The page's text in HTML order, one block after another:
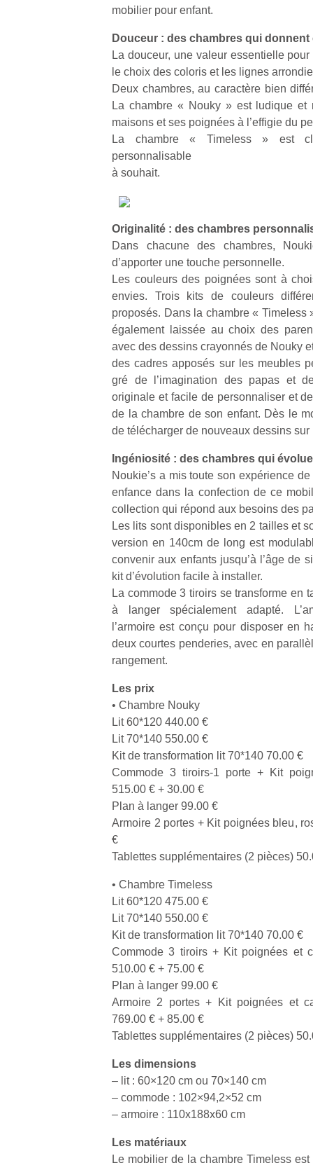
mobilier pour enfant.
Douceur : des chambres qui donnent
La douceur, une valeur essentielle
le choix des coloris et les lignes
Deux chambres, au caractère bien
La chambre « Nouky » est ludique et
maisons et ses poignées à l’effigie du
La chambre « Timeless » est
personnalisable
à souhait.
Originalité : des chambres
Dans chacune des chambres,
d’apporter une touche personnelle.
Les couleurs des poignées sont à
envies. Trois kits de couleurs
proposés. Dans la chambre « Timeless
également laissée au choix des
avec des dessins crayonnés de Nouky
des cadres apposés sur les meubles
gré de l’imagination des papas et
originale et facile de personnaliser et
de la chambre de son enfant. Dès le
de télécharger de nouveaux dessins
Ingéniosité : des chambres qui
Noukie’s a mis toute son expérience
enfance dans la confection de ce
collection qui répond aux besoins des
Les lits sont disponibles en 2 tailles et
version en 140cm de long est
convenir aux enfants jusqu’à l’âge de
kit d’évolution facile à installer.
La commode 3 tiroirs se transforme en
à langer spécialement adapté.
l’armoire est conçu pour disposer en
deux courtes penderies, avec en
rangement.
Les prix
• Chambre Nouky
Lit 60*120 440.00 €
Lit 70*140 550.00 €
Kit de transformation lit 70*140 70.00 €
Commode 3 tiroirs-1 porte + Kit
515.00 € + 30.00 €
Plan à langer 99.00 €
Armoire 2 portes + Kit poignées bleu,
€
Tablettes supplémentaires (2 pièces)
• Chambre Timeless
Lit 60*120 475.00 €
Lit 70*140 550.00 €
Kit de transformation lit 70*140 70.00 €
Commode 3 tiroirs + Kit poignées et
510.00 € + 75.00 €
Plan à langer 99.00 €
Armoire 2 portes + Kit poignées et
769.00 € + 85.00 €
Tablettes supplémentaires (2 pièces)
Les dimensions
– lit : 60×120 cm ou 70×140 cm
– commode : 102×94,2×52 cm
– armoire : 110x188x60 cm
Les matériaux
Le mobilier de la chambre Timeless
NextGen,
une
nouvelle
trottinette
mécanique
Beeper
Les
enfants
débordent
souvent
d’énergie.
occupations
n’est pas
toujours
simple.
divertissement,
activité
grands et
les petits !
estivales
retour des
beaux
l’occasion
pour les
enfants